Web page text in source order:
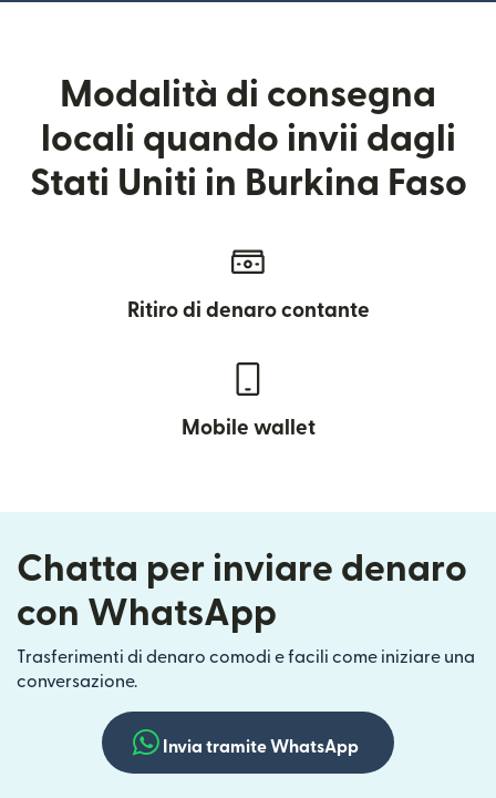
Modalità di consegna
locali quando invii dagli
Stati Uniti in Burkina Faso
Ritiro di denaro contante
Mobile wallet
Chatta per inviare denaro
con WhatsApp
Trasferimenti di denaro comodi e facili come iniziare una
conversazione.
Invia tramite WhatsApp